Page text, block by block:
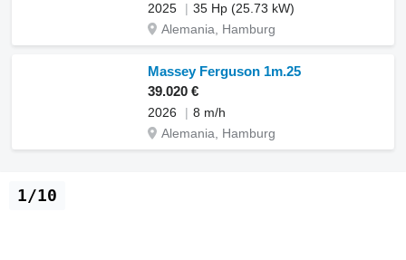
2025
35 Hp (25.73 kW)
Alemania, Hamburg
Massey Ferguson 1m.25
39.020 €
2026
8 m/h
Alemania, Hamburg
1/10